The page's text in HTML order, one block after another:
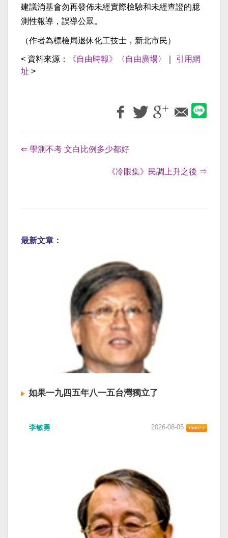
建議消基會勿再發佈未經實際檢驗和未經查證的臆
測性報導，誤導公眾。
（作者為標檢局退休化工技士，新北市民）
< 資料來源： 《自由時報》〈自由廣場〉
引用網
址 >
⇐ 學測不考 文白比例多少都好
《冷眼集》民調上升之後 ⇒
最新文章：
如果一九四五年八一五台灣獨立了
李敏勇 2026-08-05